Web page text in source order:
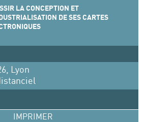
LA CONCEPTION ET
DE SES CARTES
Lyon
IMPRIMER